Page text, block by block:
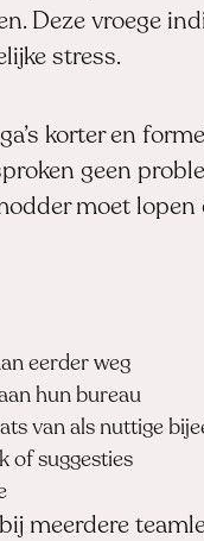
Deze vroege
stress.
korter en
geen
moet
eerder weg
hun bureau
van als nuttige
of suggesties
meerdere